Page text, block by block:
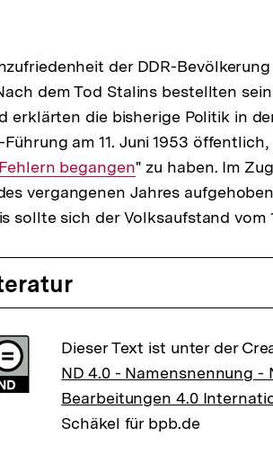
der DDR-
dem Tod Stalins bestellten
erklärten die bisherige Politik in
am 11. Juni 1953
begangen" zu haben. Im
vergangenen Jahres
sollte sich der Volksaufstand vom
Dieser Text ist unter der
ND 4.0 - Namensnennung
Bearbeitungen 4.0
Schäkel für bpb.de